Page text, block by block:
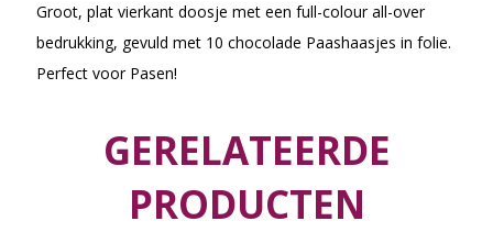
Groot, plat vierkant doosje met een full-colour all-over
bedrukking, gevuld met 10 chocolade Paashaasjes in folie.
Perfect voor Pasen!
GERELATEERDE
PRODUCTEN